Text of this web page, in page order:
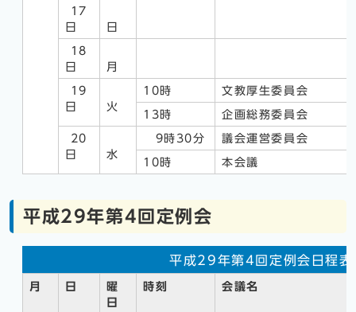
17
日
日
18
日
月
19
日
火
10時 文教厚生委員会
13時 企画総務委員会
20
日
水
9時30分 議会運営委員会
10時 本会議
平成29年第4回定例会
平成29年第4回定例会日程表
月 日
曜
日
時刻 会議名